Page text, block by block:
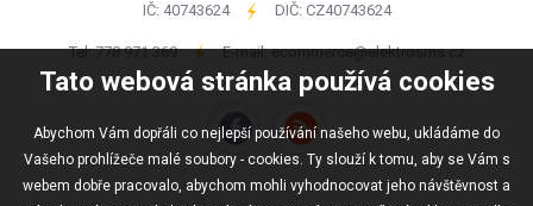
Tato webová stránka používá cookies
Abychom Vám dopřáli co nejlepší používání našeho webu, ukládáme do
Vašeho prohlížeče malé soubory - cookies. Ty slouží k tomu, aby se Vám s
webem dobře pracovalo, abychom mohli vyhodnocovat jeho návštěvnost a
IČ: 40743624 - DIČ: CZ40743624
Tel:778 971 369 - E-mail:ecommerce@elektrosms.cz